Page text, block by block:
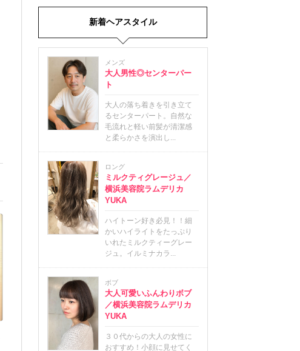
新着ヘアスタイル
メンズ
大人男性◎センターパー
ト
大人の落ち着きを引き立て
るセンターパート。自然な
毛流れと軽い前髪が清潔感
と柔らかさを演出し...
ロング
ミルクティグレージュ／
横浜美容院ラムデリカ
YUKA
ハイトーン好き必見！！細
かいハイライトをたっぷり
いれたミルクティーグレー
ジュ。イルミナカラ...
ボブ
大人可愛いふんわりボブ
／横浜美容院ラムデリカ
YUKA
３０代からの大人の女性に
おすすめ！小顔に見せてく